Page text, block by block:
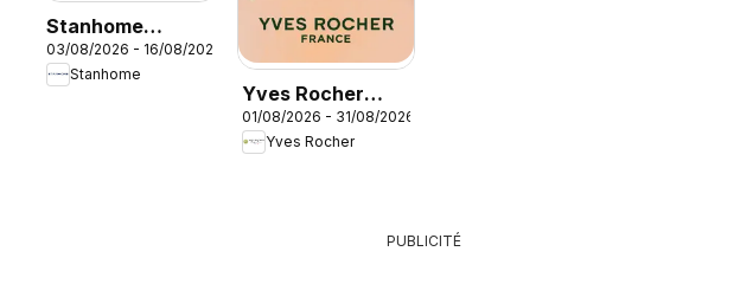
Stanhome
catalogue
03/08/2026 - 16/08/2026
Stanhome
Yves Rocher
catalogue
01/08/2026 - 31/08/2026
Yves Rocher
PUBLICITÉ